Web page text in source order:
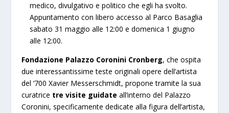
medico, divulgativo e politico che egli ha svolto.
Appuntamento con libero accesso al Parco Basaglia
sabato 31 maggio alle 12:00 e domenica 1 giugno
alle 12:00.
Fondazione Palazzo Coronini Cronberg, che ospita
due interessantissime teste originali opere dell’artista
del ‘700 Xavier Messerschmidt, propone tramite la sua
curatrice tre visite guidateall’interno del Palazzo
Coronini, specificamente dedicate alla figura dell’artista,